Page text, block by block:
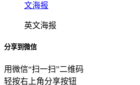
文海报
英文海报
分享到微信
用微信“扫一扫”二维码
轻按右上角分享按钮